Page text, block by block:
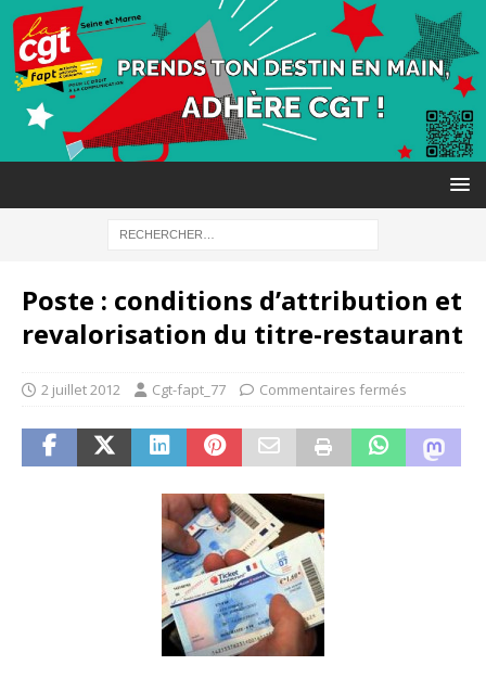
Poste : conditions d’attribution et
revalorisation du titre-restaurant
2 juillet 2012 Cgt-fapt_77 Commentaires fermés